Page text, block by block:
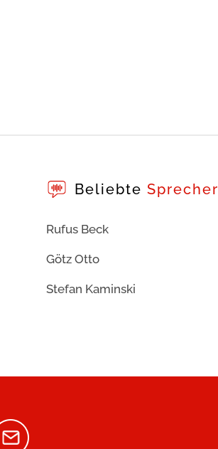
BeliebteSprecher
Rufus Beck
Götz Otto
Stefan Kaminski